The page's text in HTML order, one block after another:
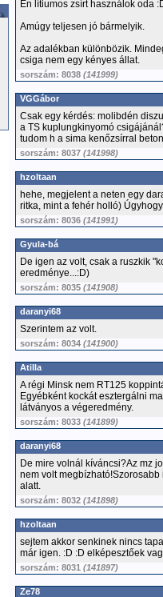
Én lítiumos zsírt használok oda
Amúgy teljesen jó bármelyik.
Az adalékban különbözik.
csiga nem egy kényes állat.
sorszám: 8038 (141999)
VGGábor
Csak egy kérdés: molibdén
a TS kuplungkinyomó
tudom h a sima kenőzsírral
sorszám: 8037 (141998)
hzoltaan
hehe, megjelent a neten egy
ritka, mint a fehér holló)
sorszám: 8036 (141991)
Gyula-bá
De igen az volt, csak a ruszkik
eredménye...:D)
sorszám: 8035 (141908)
daranyi68
Szerintem az volt.
sorszám: 8034 (141900)
Atilla
A régi Minsk nem RT125
Egyébként kockát esztergálni
látványos a végeredmény.
sorszám: 8033 (141899)
daranyi68
De mire volnál kíváncsi?Az mz
nem volt
alatt.
sorszám: 8032 (141898)
hzoltaan
sejtem akkor senkinek nincs
már igen. :D :D elképesztőek
sorszám: 8031 (141897)
Ze78